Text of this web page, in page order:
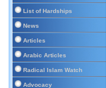
List of Hardships
News
Articles
Arabic Articles
Radical Islam Watch
Advocacy